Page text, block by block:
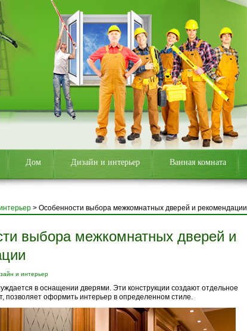
Дом Дизайн и интерьер Ванная комната
> Особенности выбора межкомнатных дверей и рекомендации
выбора межкомнатных дверей и
и интерьер
в оснащении дверями. Эти конструкции создают отдельное
позволяет оформить интерьер в определенном стиле.